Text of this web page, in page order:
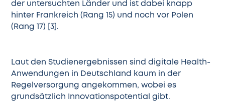
der untersuchten Länder und ist dabei knapp
hinter Frankreich (Rang 15) und noch vor Polen
(Rang 17) [3].
Laut denStudienergebnissen sind digitale Health-
Anwendungen in Deutschland kaum in der
Regelversorgung angekommen, wobei es
grundsätzlich Innovationspotential gibt.